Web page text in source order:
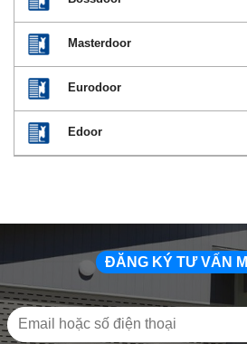
Masterdoor
Eurodoor
Edoor
ĐĂNG KÝ TƯ VẤN